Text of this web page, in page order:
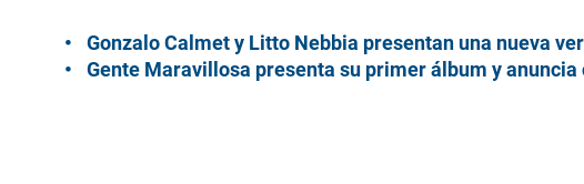
Gonzalo Calmet y Litto Nebbia presentan una nueva
Gente Maravillosa presenta su primer álbum y